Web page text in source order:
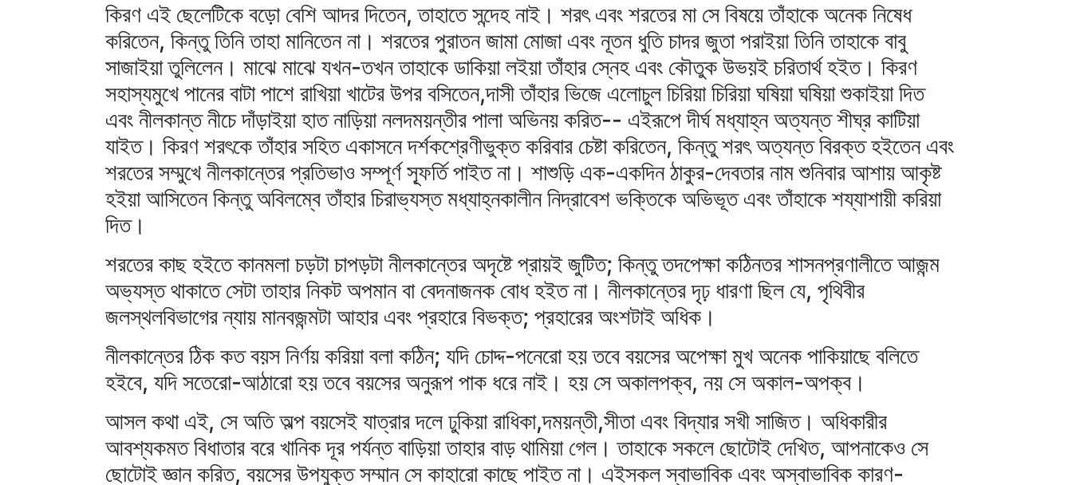
কিরণ এই ছেলেটিকে বড়ো বেশি আদর দিতেন, তাহাতে সন্দেহ নাই। শরৎ এবং শরতের মা সে বিষয়ে তাঁহাকে অনেক নিষেধ
করিতেন, কিন্তু তিনি তাহা মানিতেন না। শরতের পুরাতন জামা মোজা এবং নূতন ধুতি চাদর জুতা পরাইয়া তিনি তাহাকে বাবু
সাজাইয়া তুলিলেন। মাঝে মাঝে যখন-তখন তাহাকে ডাকিয়া লইয়া তাঁহার স্নেহ এবং কৌতুক উভয়ই চরিতার্থ হইত। কিরণ
সহাস্যমুখে পানের বাটা পাশে রাখিয়া খাটের উপর বসিতেন,দাসী তাঁহার ভিজে এলোচুল চিরিয়া চিরিয়া ঘষিয়া ঘষিয়া শুকাইয়া দিত
এবং নীলকান্ত নীচে দাঁড়াইয়া হাত নাড়িয়া নলদময়ন্তীর পালা অভিনয় করিত-- এইরূপে দীর্ঘ মধ্যাহ্ন অত্যন্ত শীঘ্র কাটিয়া
যাইত। কিরণ শরৎকে তাঁহার সহিত একাসনে দর্শকশ্রেণীভুক্ত করিবার চেষ্টা করিতেন, কিন্তু শরৎ অত্যন্ত বিরক্ত হইতেন এবং
শরতের সম্মুখে নীলকান্তের প্রতিভাও সম্পূর্ণ স্ফূর্তি পাইত না। শাশুড়ি এক-একদিন ঠাকুর-দেবতার নাম শুনিবার আশায় আকৃষ্ট
হইয়া আসিতেন কিন্তু অবিলম্বে তাঁহার চিরাভ্যস্ত মধ্যাহ্নকালীন নিদ্রাবেশ ভক্তিকে অভিভূত এবং তাঁহাকে শয্যাশায়ী করিয়া
দিত।
শরতের কাছ হইতে কানমলা চড়টা চাপড়টা নীলকান্তের অদৃষ্টে প্রায়ই জুটিত; কিন্তু তদপেক্ষা কঠিনতর শাসনপ্রণালীতে আজন্ম
অভ্যস্ত থাকাতে সেটা তাহার নিকট অপমান বা বেদনাজনক বোধ হইত না। নীলকান্তের দৃঢ় ধারণা ছিল যে, পৃথিবীর
জলস্থলবিভাগের ন্যায় মানবজন্মটা আহার এবং প্রহারে বিভক্ত; প্রহারের অংশটাই অধিক।
নীলকান্তের ঠিক কত বয়স নির্ণয় করিয়া বলা কঠিন; যদি চোদ্দ-পনেরো হয় তবে বয়সের অপেক্ষা মুখ অনেক পাকিয়াছে বলিতে
হইবে, যদি সতেরো-আঠারো হয় তবে বয়সের অনুরূপ পাক ধরে নাই। হয় সে অকালপক্ব, নয় সে অকাল-অপক্ব।
আসল কথা এই, সে অতি অল্প বয়সেই যাত্রার দলে ঢুকিয়া রাধিকা,দময়ন্তী,সীতা এবং বিদ্যার সখী সাজিত। অধিকারীর
আবশ্যকমত বিধাতার বরে খানিক দূর পর্যন্ত বাড়িয়া তাহার বাড় থামিয়া গেল। তাহাকে সকলে ছোটোই দেখিত, আপনাকেও সে
ছোটোই জ্ঞান করিত, বয়সের উপযুক্ত সম্মান সে কাহারো কাছে পাইত না। এইসকল স্বাভাবিক এবং অস্বাভাবিক কারণ-